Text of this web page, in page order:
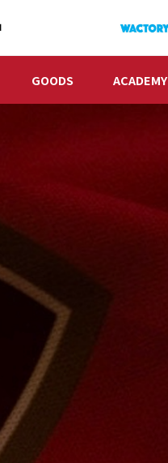
GOODS ACADEMY